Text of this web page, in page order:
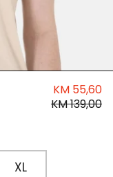
KM 55,60
KM 139,00
XL